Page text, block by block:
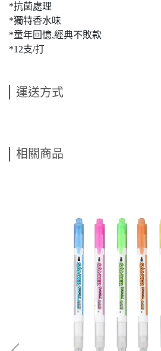
*抗菌處理
*獨特香水味
*童年回憶,經典不敗款
*12支/打
運送方式
相關商品